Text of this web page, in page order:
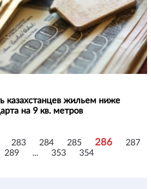
казахстанцев жильем ниже
на 9 кв. метров
283 284 285 286
287
289 ... 353 354